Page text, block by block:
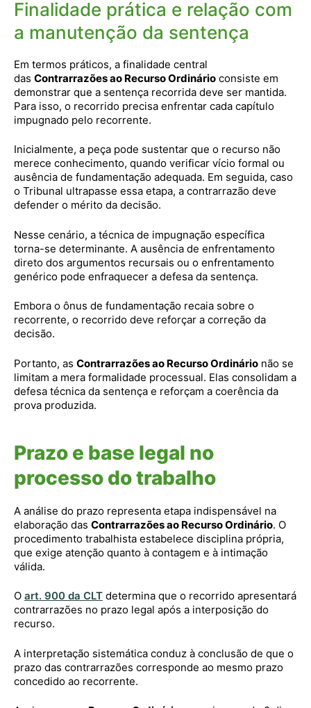
Finalidade prática e relação com
a manutenção da sentença
Em termos práticos, a finalidade central
das Contrarrazões ao Recurso Ordinário consiste em
demonstrar que a sentença recorrida deve ser mantida.
Para isso, o recorrido precisa enfrentar cada capítulo
impugnado pelo recorrente.
Inicialmente, a peça pode sustentar que o recurso não
merece conhecimento, quando verificar vício formal ou
ausência de fundamentação adequada. Em seguida, caso
o Tribunal ultrapasse essa etapa, a contrarrazão deve
defender o mérito da decisão.
Nesse cenário, a técnica de impugnação específica
torna-se determinante. A ausência de enfrentamento
direto dos argumentos recursais ou o enfrentamento
genérico pode enfraquecer a defesa da sentença.
Embora o ônus de fundamentação recaia sobre o
recorrente, o recorrido deve reforçar a correção da
decisão.
Portanto, as Contrarrazões ao Recurso Ordinário não se
limitam a mera formalidade processual. Elas consolidam a
defesa técnica da sentença e reforçam a coerência da
prova produzida.
Prazo e base legal no
processo do trabalho
A análise do prazo representa etapa indispensável na
elaboração das Contrarrazões ao Recurso Ordinário. O
procedimento trabalhista estabelece disciplina própria,
que exige atenção quanto à contagem e à intimação
válida.
O art. 900 da CLT determina que o recorrido apresentará
contrarrazões no prazo legal após a interposição do
recurso.
A interpretação sistemática conduz à conclusão de que o
prazo das contrarrazões corresponde ao mesmo prazo
concedido ao recorrente.